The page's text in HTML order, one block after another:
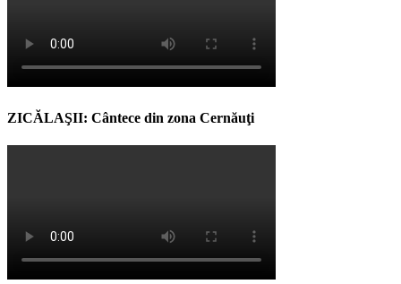
ZICĂLAŞII: Cântece din zona Cernăuţi